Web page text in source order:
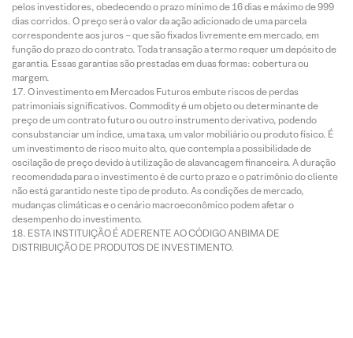
pelos investidores, obedecendo o prazo mínimo de 16 dias e máximo de 999
dias corridos. O preço será o valor da ação adicionado de uma parcela
correspondente aos juros – que são fixados livremente em mercado, em
função do prazo do contrato. Toda transação a termo requer um depósito de
garantia. Essas garantias são prestadas em duas formas: cobertura ou
margem.
O investimento em Mercados Futuros embute riscos de perdas
patrimoniais significativos. Commodity é um objeto ou determinante de
preço de um contrato futuro ou outro instrumento derivativo, podendo
consubstanciar um índice, uma taxa, um valor mobiliário ou produto físico. É
um investimento de risco muito alto, que contempla a possibilidade de
oscilação de preço devido à utilização de alavancagem financeira. A duração
recomendada para o investimento é de curto prazo e o patrimônio do cliente
não está garantido neste tipo de produto. As condições de mercado,
mudanças climáticas e o cenário macroeconômico podem afetar o
desempenho do investimento.
ESTA INSTITUIÇÃO É ADERENTE AO CÓDIGO ANBIMA DE
DISTRIBUIÇÃO DE PRODUTOS DE INVESTIMENTO.